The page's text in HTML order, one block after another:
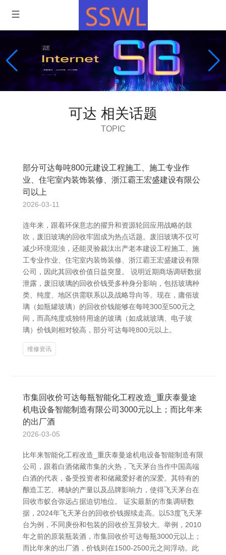
可达 相关话题
TOPIC
部分可达每吨800元建设工程施工、施工专业作
业、住宅室内装饰装修、浙江霸王宏盛建设有限公
司以上
2026-03-11
连年来，跟着环保意志的擢升和资源轮回应用战略的鼓
吹，废旧玻璃的回收牢固成为热点话题。废旧玻璃不仅可
减少环境混浊，还能灵验裁汰出产老本建设工程施工、施
工专业作业、住宅室内装饰装修、浙江霸王宏盛建设有限
公司，因此其回收价值日益突显。 说明近期商场调研数据
泄露，废旧玻璃的回收价钱受多种身分影响，包括玻璃种
类、纯度、地区供需联系以及战略导向等。现在，庸俗玻
璃（如瓶罐玻璃）的回收价钱能够在每吨300至500元之
间，而高纯度或独特用途的玻璃（如成就玻璃、电子玻
璃）价钱则相对较高，部分可达每吨800元以上。
维修资讯
市集回收价可达每瓶智能化工程改造_重庆泰曼途
机电设备智能制造有限公司3000元以上；而比年来
的出厂酒
2026-03-05
比年来智能化工程改造_重庆泰曼途机电设备智能制造有限
公司，跟着白酒储藏市集的火热，飞天茅台当作中国高端
白酒的代表，备受投资者和储藏爱好者的深爱。其特有的
酿造工艺、稀缺的产量以及品牌影响力，使得飞天茅台在
回收市蚁合弥远占据迫切地位。 证实最新的市集调研数
据，2024年飞天茅台的回收价钱握续走高。以53度飞天茅
台为例，不同庚份和包装的回收价互异较大。举例，2010
年之前的原装瓶装酒，市集回收价可达每瓶3000元以上；
而比年来的出厂酒，价钱则在1500-2500元之间浮动。此